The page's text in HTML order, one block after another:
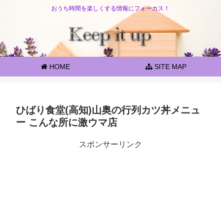
おうち時間を楽しくする情報にフォーカス！
HOME SITE MAP
ひばり食堂(高知)山奥の行列カツ丼メニュ
ー こんな所に激ウマ店
スポンサーリンク